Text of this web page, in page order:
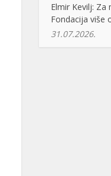
Elmir Kevilj: Za
Fondacija više
31.07.2026.